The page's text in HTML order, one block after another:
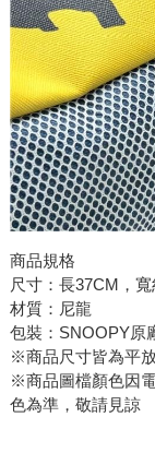
商品規格
尺寸：長37CM，
材質：尼龍
包裝：SNOOPY原
※商品尺寸皆為平
※商品圖檔顏色因
色為準，敬請見諒